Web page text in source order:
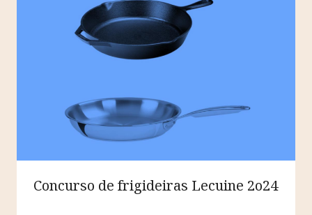
Concurso de frigideiras Lecuine 2o24